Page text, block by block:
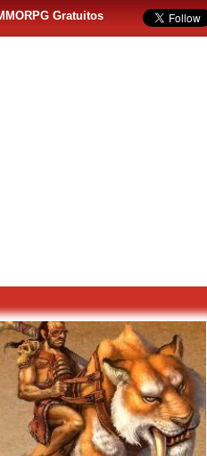
Gratuitos